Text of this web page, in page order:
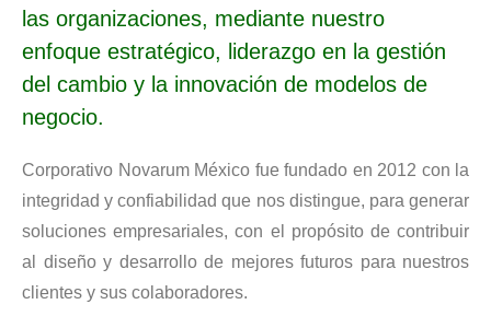
las organizaciones, mediante nuestro
enfoque estratégico, liderazgo en la gestión
del cambio y la innovación de modelos de
negocio.
Corporativo Novarum México fue fundado en 2012 con la
integridad y confiabilidad que nos distingue, para generar
soluciones empresariales, con el propósito de contribuir
al diseño y desarrollo de mejores futuros para nuestros
clientes y sus colaboradores.